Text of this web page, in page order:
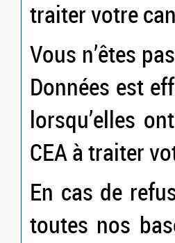
traiter votre
Vous n’êtes
Données est
lorsqu’elles
CEA à traiter
En cas de
toutes nos